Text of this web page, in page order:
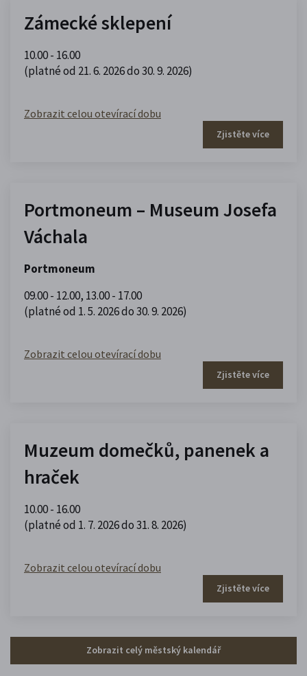
Zámecké sklepení
10.00 - 16.00
(platné od 21. 6. 2026 do 30. 9. 2026)
Zobrazit celou otevírací dobu
Zjistěte více
Portmoneum – Museum Josefa
Váchala
Portmoneum
09.00 - 12.00, 13.00 - 17.00
(platné od 1. 5. 2026 do 30. 9. 2026)
Zobrazit celou otevírací dobu
Zjistěte více
Muzeum domečků, panenek a
hraček
10.00 - 16.00
(platné od 1. 7. 2026 do 31. 8. 2026)
Zobrazit celou otevírací dobu
Zjistěte více
Zobrazit celý městský kalendář